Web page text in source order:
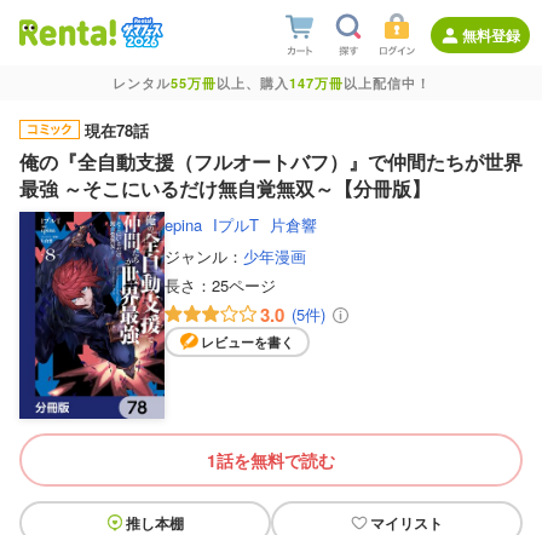
無料登録
レンタル55万冊以上、購入147万冊以上配信中！
現在78話
俺の『全自動支援（フルオートバフ）』で仲間たちが世界
最強 ～そこにいるだけ無自覚無双～【分冊版】
epina IプルT 片倉響
ジャンル： 少年漫画
長さ： 25ページ
3.0 (5件)
レビューを書く
1話を無料で読む
推し本棚 マイリスト